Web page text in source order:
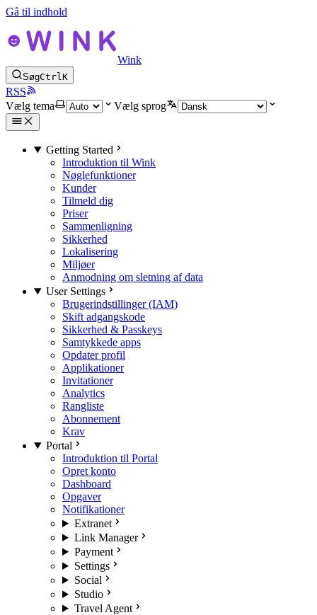
Gå til indhold
Wink
SøgCtrlK
RSS
Vælg tema
Vælg sprog
Getting Started
Introduktion til Wink
Nøglefunktioner
Kunder
Tilmeld dig
Priser
Sammenligning
Sikkerhed
Lokalisering
Miljøer
Anmodning om sletning af data
User Settings
Brugerindstillinger (IAM)
Skift adgangskode
Sikkerhed & Passkeys
Samtykkede apps
Opdater profil
Applikationer
Invitationer
Analytics
Rangliste
Abonnement
Krav
Portal
Introduktion til Portal
Opret konto
Dashboard
Opgaver
Notifikationer
Extranet
Link Manager
Payment
Settings
Social
Studio
Travel Agent